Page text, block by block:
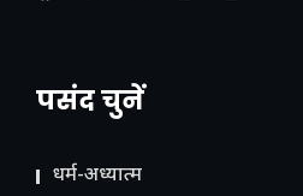
पसंद चुनें
धर्म-अध्यात्म